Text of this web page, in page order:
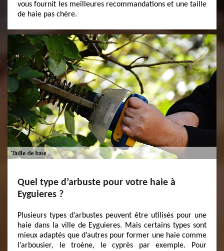
vous fournit les meilleures recommandations et une taille
de haie pas chère.
Quel type d’arbuste pour votre haie à
Eyguieres ?
Plusieurs types d’arbustes peuvent être utilisés pour une
haie dans la ville de Eyguieres. Mais certains types sont
mieux adaptés que d’autres pour former une haie comme
l’arbousier, le troène, le cyprès par exemple. Pour